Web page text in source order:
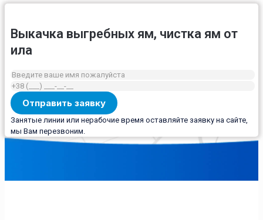
Выкачка выгребных ям, чистка ям от
ила
Занятые линии или нерабочие время оставляйте заявку на сайте,
мы Вам перезвоним.